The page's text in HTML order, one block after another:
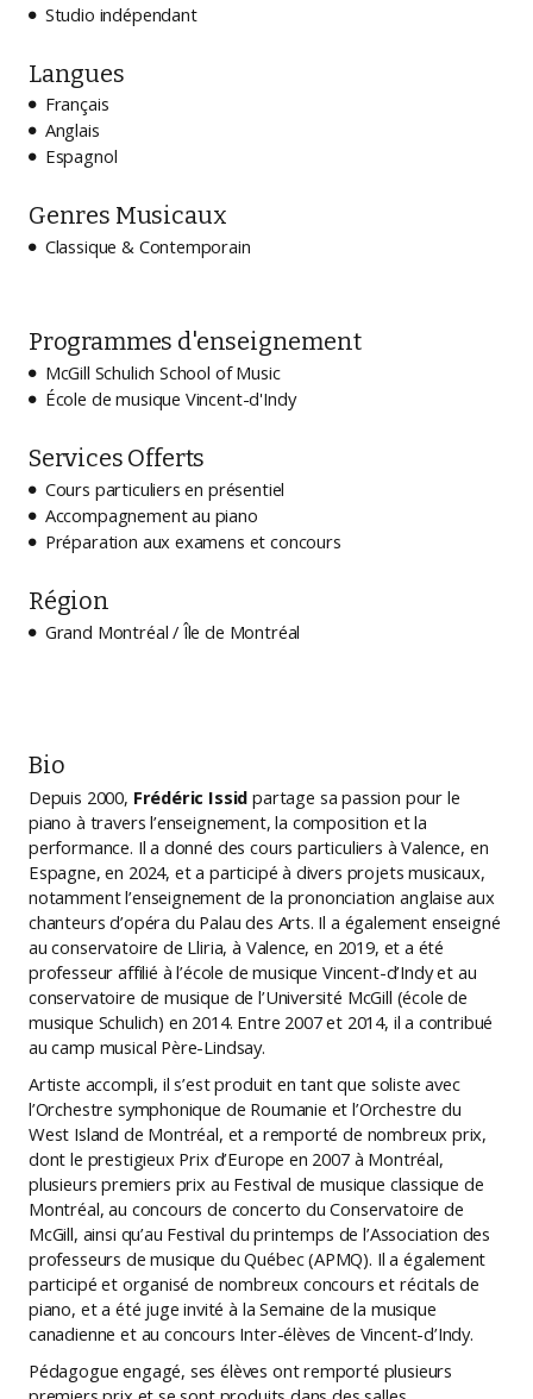
 Studio indépendant
Langues
 Français
 Anglais
 Espagnol
Genres Musicaux
 Classique & Contemporain
Programmes d'enseignement
 McGill Schulich School of Music
 École de musique Vincent-d'Indy
Services Offerts
 Cours particuliers en présentiel
 Accompagnement au piano
 Préparation aux examens et concours
Région
 Grand Montréal / Île de Montréal
Bio
Depuis 2000, Frédéric Issid partage sa passion pour le
piano à travers l’enseignement, la composition et la
performance. Il a donné des cours particuliers à Valence, en
Espagne, en 2024, et a participé à divers projets musicaux,
notamment l’enseignement de la prononciation anglaise aux
chanteurs d’opéra du Palau des Arts. Il a également enseigné
au conservatoire de Lliria, à Valence, en 2019, et a été
professeur affilié à l’école de musique Vincent-d’Indy et au
conservatoire de musique de l’Université McGill (école de
musique Schulich) en 2014. Entre 2007 et 2014, il a contribué
au camp musical Père-Lindsay.
Artiste accompli, il s’est produit en tant que soliste avec
l’Orchestre symphonique de Roumanie et l’Orchestre du
West Island de Montréal, et a remporté de nombreux prix,
dont le prestigieux Prix d’Europe en 2007 à Montréal,
plusieurs premiers prix au Festival de musique classique de
Montréal, au concours de concerto du Conservatoire de
McGill, ainsi qu’au Festival du printemps de l’Association des
professeurs de musique du Québec (APMQ). Il a également
participé et organisé de nombreux concours et récitals de
piano, et a été juge invité à la Semaine de la musique
canadienne et au concours Inter-élèves de Vincent-d’Indy.
Pédagogue engagé, ses élèves ont remporté plusieurs